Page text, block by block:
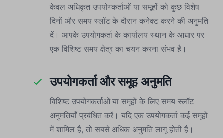
केवल अधिकृत उपयोगकर्ताओं या समूहों को कुछ विशेष
दिनों और समय स्लॉट के दौरान कनेक्ट करने की अनुमति
दें। आपके उपयोगकर्ता के कार्यालय स्थान के आधार पर
एक विशिष्ट समय क्षेत्र का चयन करना संभव है।
उपयोगकर्ता और समूह अनुमति
विशिष्ट उपयोगकर्ताओं या समूहों के लिए समय स्लॉट
अनुमतियाँ प्रबंधित करें। यदि एक उपयोगकर्ता कई समूहों
में शामिल है, तो सबसे अधिक अनुमति लागू होती है।